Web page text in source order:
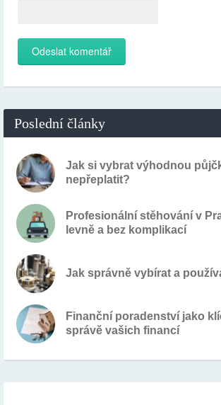
Poslední články
Jak si vybrat výhodnou
nepřeplatit?
Profesionální stěhování v
levně a bez komplikací
Jak správně vybírat a
Finanční poradenství jako
správě vašich financí